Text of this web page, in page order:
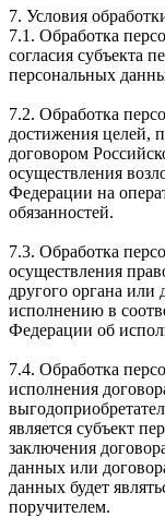
7. Условия
7.1. Обработка
согласия субъекта
персональных
7.2. Обработка
достижения целей,
договором
осуществления
Федерации на
обязанностей.
7.3. Обработка
осуществления
другого органа
исполнению в
Федерации об
7.4. Обработка
исполнения
является субъект
заключения
данных или
данных будет
поручителем.